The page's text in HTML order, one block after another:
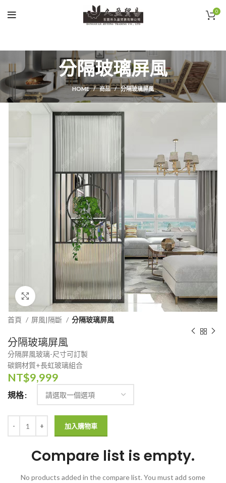
0
分隔玻璃屏風
HOME 商品 分隔玻璃屏風
Click to enlarge
首頁 屏風|隔斷 分隔玻璃屏風
分隔玻璃屏風
分隔屏風玻璃-尺寸可訂製
碳鋼材質+長虹玻璃組合
NT$9,999
規格
加入購物車
Compare list is empty.
No products added in the compare list. You must add some